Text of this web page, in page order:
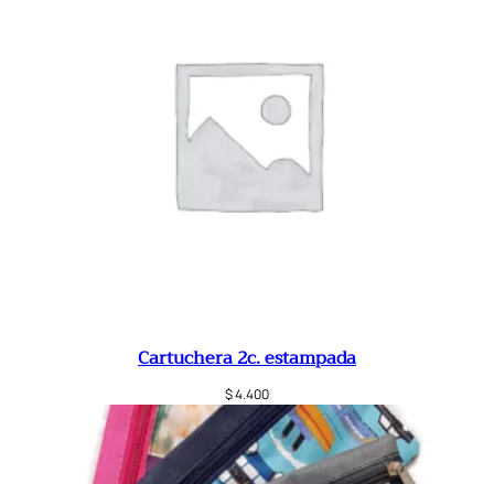
Cartuchera 2c. estampada
$4.400